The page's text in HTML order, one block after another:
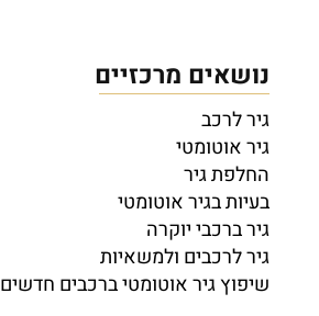
נושאים מרכזיים
גיר לרכב
גיר אוטומטי
החלפת גיר
בעיות בגיר אוטומטי
גיר ברכבי יוקרה
גיר לרכבים ולמשאיות
שיפוץ גיר אוטומטי ברכבים חדשים